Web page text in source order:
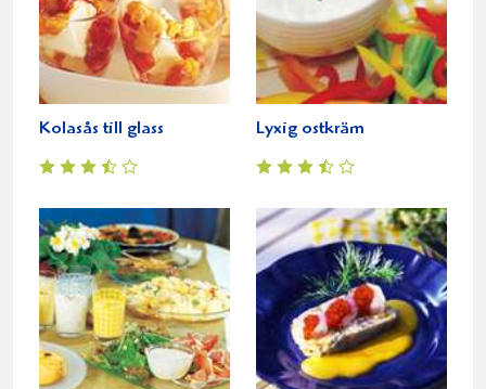
Kolasås till glass Lyxig ostkräm